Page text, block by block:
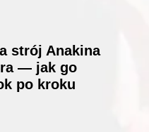
strój Anakina
— jak go
po kroku